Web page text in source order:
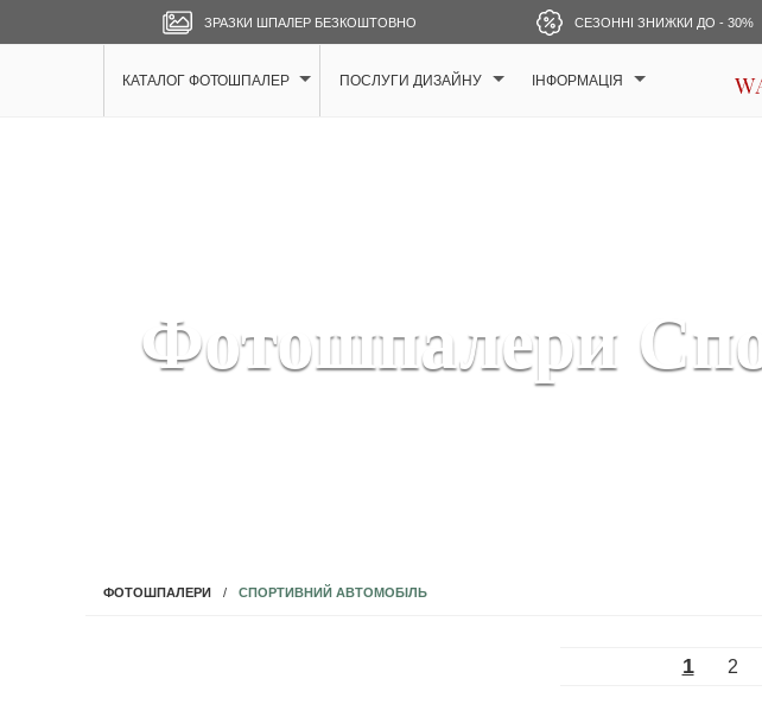
ЗРАЗКИ ШПАЛЕР БЕЗКОШТОВНО СЕЗОННІ ЗНИЖКИ ДО - 30%
КАТАЛОГ ФОТОШПАЛЕР ПОСЛУГИ ДИЗАЙНУ ІНФОРМАЦІЯ
Фотошпалери
ФОТОШПАЛЕРИ СПОРТИВНИЙ АВТОМОБІЛЬ
1 2